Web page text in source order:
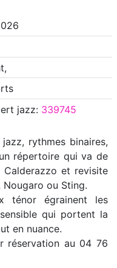
jazz: 339745
rythmes binaires,
répertoire qui va de
et revisite
ou Sting.
ténor égrainent les
qui portent la
en nuance.
réservation au 04 76